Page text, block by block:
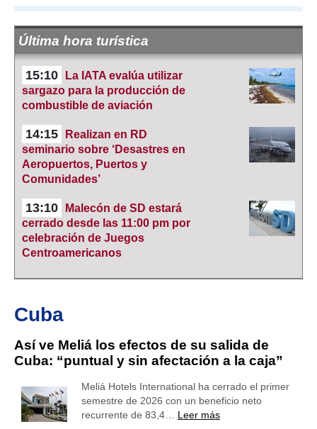
Última hora turística
15:10
La IATA evalúa utilizar
sargazo para la producción de
combustible de aviación
14:15
Realizan en RD
seminario sobre ‘Desastres en
Aeropuertos, Puertos y
Comunidades’
13:10
Malecón de SD estará
cerrado desde las 11:00 pm por
celebración de Juegos
Centroamericanos
Cuba
Así ve Meliá los efectos de su salida de
Cuba: “puntual y sin afectación a la caja”
Meliá Hotels International ha cerrado el primer
semestre de 2026 con un beneficio neto
recurrente de 83,4… Leer más